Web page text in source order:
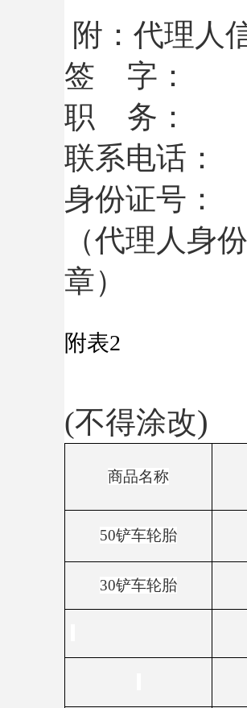
附：代理人
签
字：
职
务：
联系电话：
身份证号：
（代理人身
章）
附表2
(不得涂改)
商品名称
50铲车轮胎
30铲车轮胎